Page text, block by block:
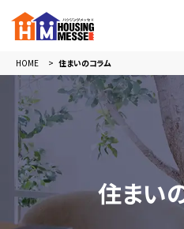
HOME 住まいのコラム
住まい